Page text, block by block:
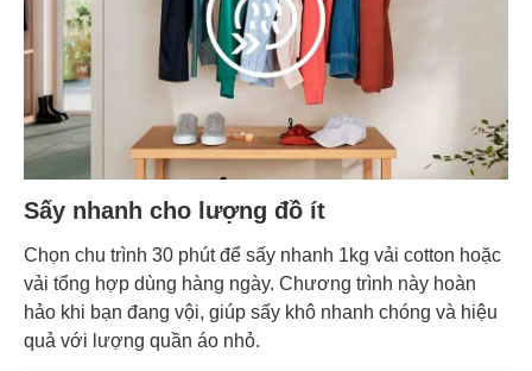
Sấy nhanh cho lượng đồ ít
Chọn chu trình 30 phút để sấy nhanh 1kg vải cotton hoặc
vải tổng hợp dùng hàng ngày. Chương trình này hoàn
hảo khi bạn đang vội, giúp sấy khô nhanh chóng và hiệu
quả với lượng quần áo nhỏ.